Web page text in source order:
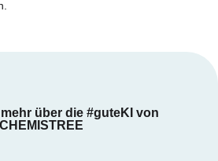
über die #guteKI von
CHEMISTREE